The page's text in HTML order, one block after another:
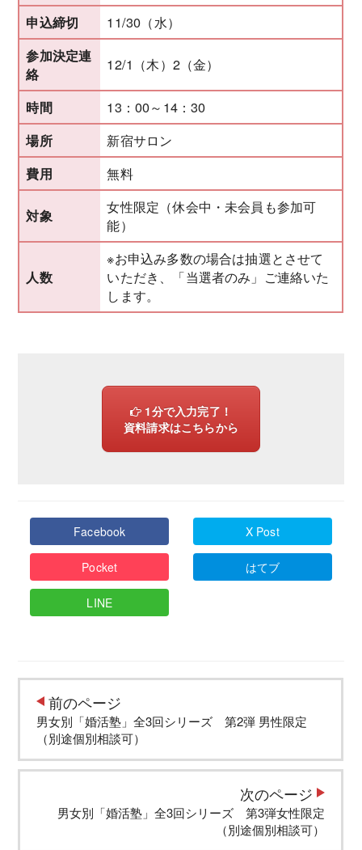
申込締切 11/30（水）
参加決定連
絡
12/1（木）2（金）
時間 13：00～14：30
場所 新宿サロン
費用 無料
対象
女性限定（休会中・未会員も参加可
能）
人数
※お申込み多数の場合は抽選とさせて
いただき、「当選者のみ」ご連絡いた
します。
1分で入力完了！
資料請求はこちらから
Facebook X Post
Pocket はてブ
LINE
前のページ
男女別「婚活塾」全3回シリーズ 第2弾 男性限定
（別途個別相談可）
次のページ
男女別「婚活塾」全3回シリーズ 第3弾女性限定
（別途個別相談可）